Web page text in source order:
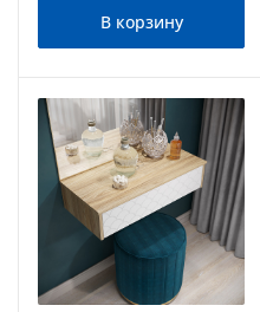
В корзину